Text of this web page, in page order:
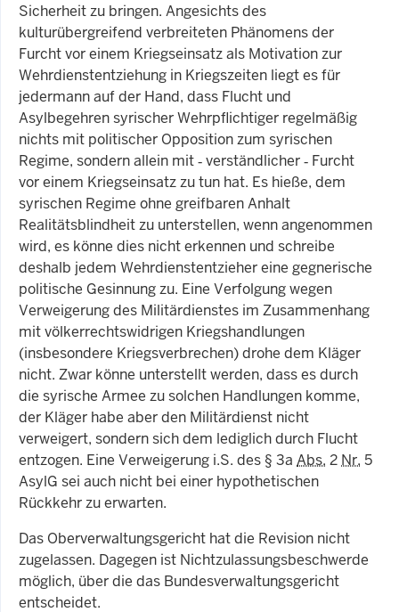
Sicherheit zu bringen. Angesichts des
kulturübergreifend verbreiteten Phänomens der
Furcht vor einem Kriegseinsatz als Motivation zur
Wehrdienstentziehung in Kriegszeiten liegt es für
jedermann auf der Hand, dass Flucht und
Asylbegehren syrischer Wehrpflichtiger regelmäßig
nichts mit politischer Opposition zum syrischen
Regime, sondern allein mit ‑ verständlicher ‑ Furcht
vor einem Kriegseinsatz zu tun hat. Es hieße, dem
syrischen Regime ohne greifbaren Anhalt
Realitätsblindheit zu unterstellen, wenn angenommen
wird, es könne dies nicht erkennen und schreibe
deshalb jedem Wehrdienstentzieher eine gegnerische
politische Gesinnung zu. Eine Verfolgung wegen
Verweigerung des Militärdienstes im Zusammenhang
mit völkerrechtswidrigen Kriegshandlungen
(insbesondere Kriegsverbrechen) drohe dem Kläger
nicht. Zwar könne unterstellt werden, dass es durch
die syrische Armee zu solchen Handlungen komme,
der Kläger habe aber den Militärdienst nicht
verweigert, sondern sich dem lediglich durch Flucht
entzogen. Eine Verweigerung i.S. des § 3a Abs. 2 Nr. 5
AsylG sei auch nicht bei einer hypothetischen
Rückkehr zu erwarten.
Das Oberverwaltungsgericht hat die Revision nicht
zugelassen. Dagegen ist Nicht­zulassungsbeschwerde
möglich, über die das Bundesverwaltungsgericht
entscheidet.